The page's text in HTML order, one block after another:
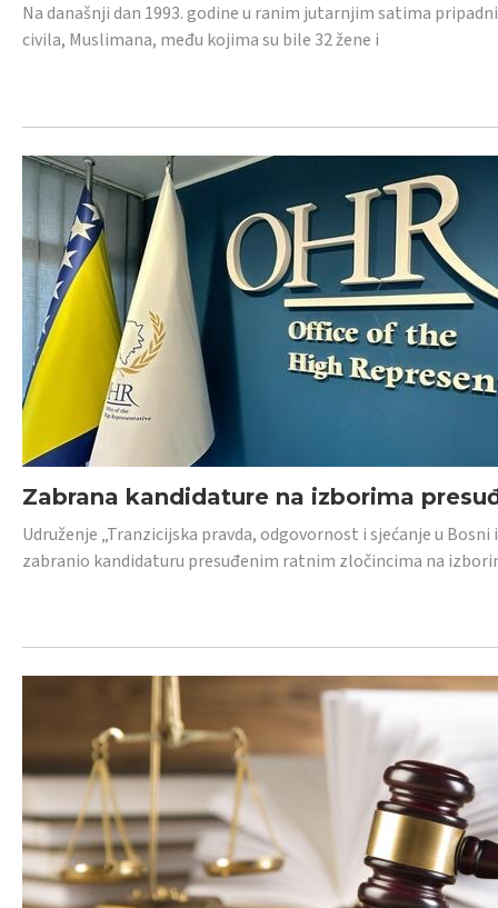
Na današnji dan 1993. godine u ranim jutarnjim satima
civila, Muslimana, među kojima su bile 32 žene i
Zabrana kandidature na izborima
Udruženje „Tranzicijska pravda, odgovornost i sjećanje u
zabranio kandidaturu presuđenim ratnim zločincima na